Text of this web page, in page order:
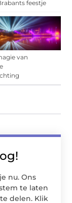
feestje
van
nu. Ons
te laten
delen. Klik